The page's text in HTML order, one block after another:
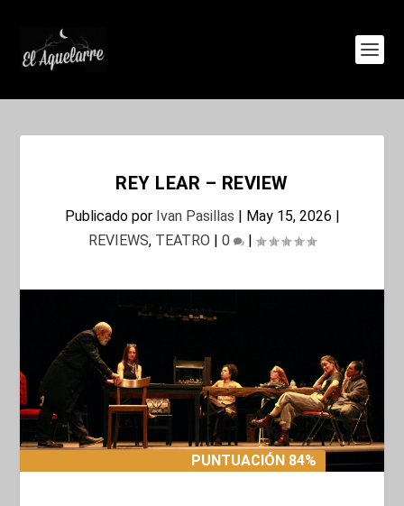
REY LEAR – REVIEW
Publicado por Ivan Pasillas | May 15, 2026 |
REVIEWS, TEATRO | 0 |
PUNTUACIÓN 84%
PUNTUACIÓN 84%